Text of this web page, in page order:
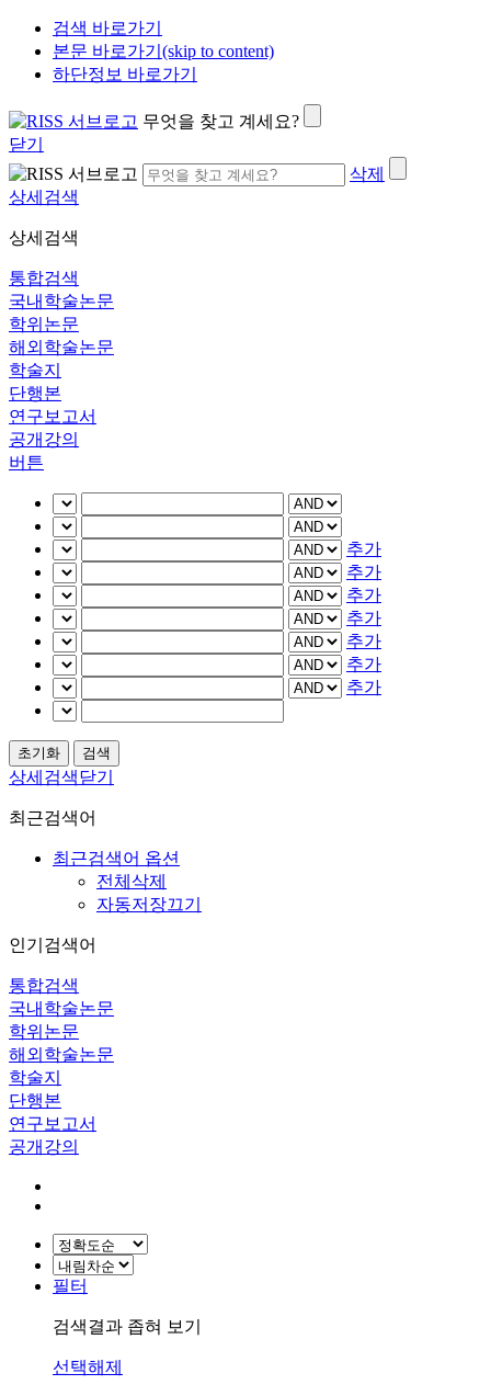
검색 바로가기
본문 바로가기(skip to content)
하단정보 바로가기
무엇을 찾고 계세요?
닫기
삭제
상세검색
상세검색
통합검색
국내학술논문
학위논문
해외학술논문
학술지
단행본
연구보고서
공개강의
버튼
추가
추가
추가
추가
추가
추가
추가
상세검색닫기
최근검색어
최근검색어 옵션
전체삭제
자동저장끄기
인기검색어
통합검색
국내학술논문
학위논문
해외학술논문
학술지
단행본
연구보고서
공개강의
필터
검색결과 좁혀 보기
선택해제